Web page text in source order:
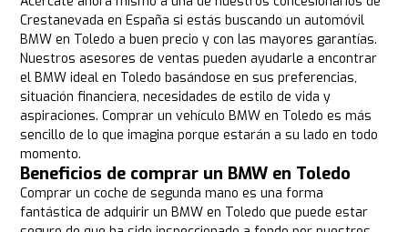
Crestanevada en España si estás buscando un automóvil
BMW en Toledo a buen precio y con las mayores garantías.
Nuestros asesores de ventas pueden ayudarle a encontrar
el BMW ideal en Toledo basándose en sus preferencias,
situación financiera, necesidades de estilo de vida y
aspiraciones. Comprar un vehículo BMW en Toledo es más
sencillo de lo que imagina porque estarán a su lado en todo
momento.
Beneficios de comprar un BMW en Toledo
Comprar un coche de segunda mano es una forma
fantástica de adquirir un BMW en Toledo que puede estar